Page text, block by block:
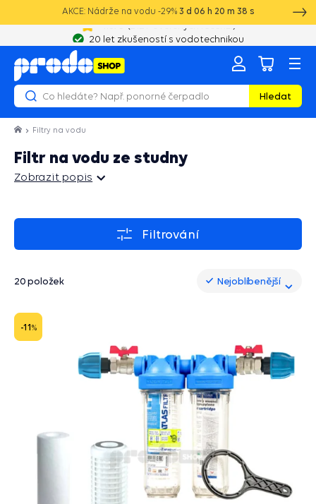
AKCE: Nádrže na vodu -29% 3 d 06 h 20 m 37 s
20 let zkušeností s vodotechnikou
Hledat
Filtry na vodu
Filtr na vodu ze studny
Zobrazit popis
Filtrování
20 položek Nejoblíbenější
Nejoblíbenější
-11%